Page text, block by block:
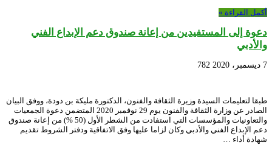
أكمل القراءة »
دعوة إلى المستفيدين من إعانة صندوق دعم الإبداع الفني
والأدبي
7 ديسمبر، 2020 782
طبقا لتعليمات السيدة وزيرة الثقافة والفنون، الدكتورة مليكة بن دودة، ووفق البيان
الصادر عن وزارة الثقافة والفنون يوم 29 نوفمبر 2020 المتضمن دعوة الجمعيات
والتعاونيات والمؤسسات التي استفادت من الشطر الأول (50 %) من إعانة صندوق
دعم الإبداع الفني والأدبي وكان لزاما عليها وفق الاتفاقية ودفتر الشروط تقديم
شهادة أداء …